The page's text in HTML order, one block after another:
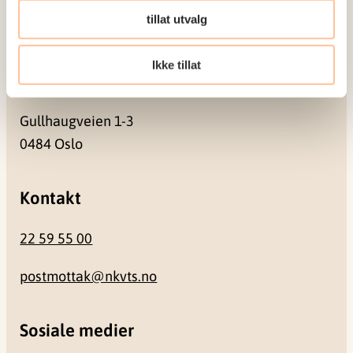
tillat utvalg
Ikke tillat
Besøksadresse
Gullhaugveien 1-3
0484 Oslo
Kontakt
22 59 55 00
postmottak@nkvts.no
Sosiale medier